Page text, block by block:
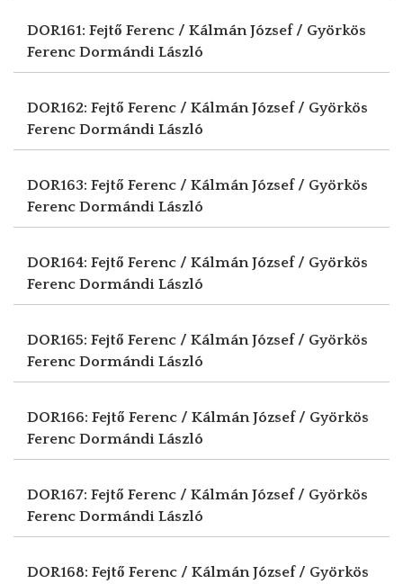
DOR161: Fejtő Ferenc / Kálmán József / Györkös
Ferenc Dormándi László
DOR162: Fejtő Ferenc / Kálmán József / Györkös
Ferenc Dormándi László
DOR163: Fejtő Ferenc / Kálmán József / Györkös
Ferenc Dormándi László
DOR164: Fejtő Ferenc / Kálmán József / Györkös
Ferenc Dormándi László
DOR165: Fejtő Ferenc / Kálmán József / Györkös
Ferenc Dormándi László
DOR166: Fejtő Ferenc / Kálmán József / Györkös
Ferenc Dormándi László
DOR167: Fejtő Ferenc / Kálmán József / Györkös
Ferenc Dormándi László
DOR168: Fejtő Ferenc / Kálmán József / Györkös